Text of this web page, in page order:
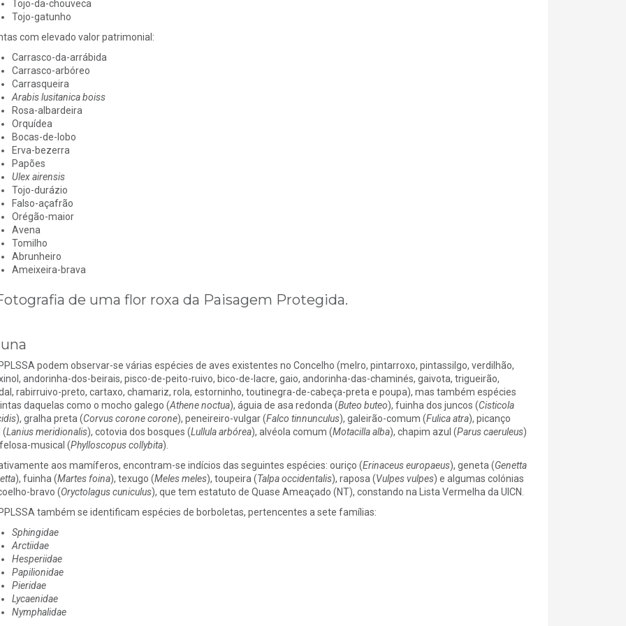
Tojo-da-chouveca
Tojo-gatunho
com elevado valor patrimonial:
Carrasco-da-arrábida
Carrasco-arbóreo
Carrasqueira
Arabis lusitanica boiss
Rosa-albardeira
Orquídea
Bocas-de-lobo
Erva-bezerra
Papões
Ulex airensis
Tojo-durázio
Falso-açafrão
Orégão-maior
Avena
Tomilho
Abrunheiro
Ameixeira-brava
podem observar-se várias espécies de aves existentes no Concelho (melro, pintarroxo, pintassilgo, verdilhão,
andorinha-dos-beirais, pisco-de-peito-ruivo, bico-de-lacre, gaio, andorinha-das-chaminés, gaivota, trigueirão,
rabirruivo-preto, cartaxo, chamariz, rola, estorninho, toutinegra-de-cabeça-preta e poupa), mas também espécies
daquelas como o mocho galego (Athene noctua), águia de asa redonda (Buteo buteo), fuinha dos juncos (Cisticola
), gralha preta (Corvus corone corone), peneireiro-vulgar (Falco tinnunculus), galeirão-comum (Fulica atra), picanço
(Lanius meridionalis), cotovia dos bosques (Lullula arbórea), alvéola comum (Motacilla alba), chapim azul (Parus caeruleus)
musical (Phylloscopus collybita).
aos mamíferos, encontram-se indícios das seguintes espécies: ouriço (Erinaceus europaeus), geneta (Genetta
), fuinha (Martes foina), texugo (Meles meles), toupeira (Talpa occidentalis), raposa (Vulpes vulpes) e algumas colónias
bravo (Oryctolagus cuniculus), que tem estatuto de Quase Ameaçado (NT), constando na Lista Vermelha da UICN.
também se identificam espécies de borboletas, pertencentes a sete famílias:
Sphingidae
Arctiidae
Hesperiidae
Papilionidae
Pieridae
Lycaenidae
Nymphalidae